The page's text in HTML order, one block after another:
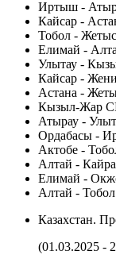
Иртыш -
Кайсар -
Тобол -
Елимай -
Улытау -
Кайсар -
Астана -
Кызыл-Жар
Атырау -
Ордабасы -
Актобе -
Алтай -
Елимай -
Алтай - Тобол
Казахстан.
(01.03.2025 -